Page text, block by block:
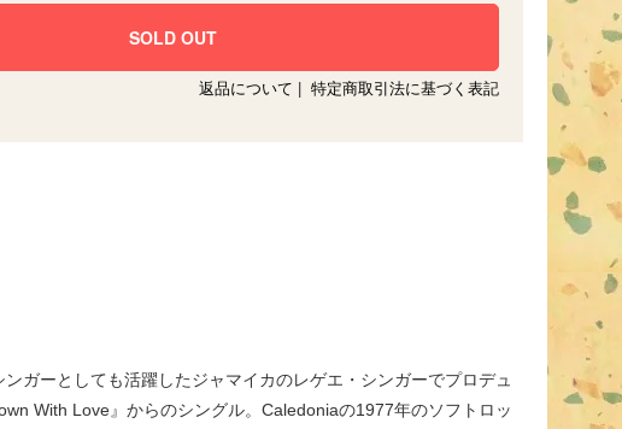
返品について 特定商取引法に基づく表記
ガーとしても活躍したジャマイカのレゲエ・シンガーでプロデュ
With Love』からのシングル。Caledoniaの1977年のソフトロッ